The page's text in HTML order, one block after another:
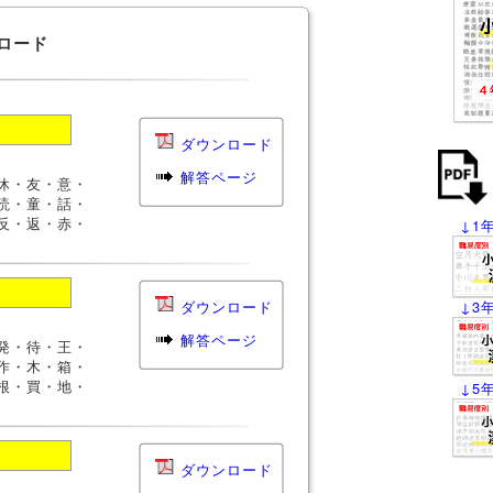
↓1
↓3
↓5
ード
・友・意・
・童・話・
・返・赤・
ダウンロード
解答ページ
・待・王・
・木・箱・
・買・地・
ダウンロード
解答ページ
ダウンロード